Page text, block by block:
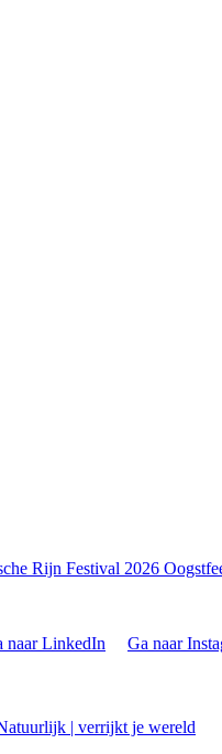
Rijn Festival 2026
naar LinkedIn Ga naar
| verrijkt je wereld